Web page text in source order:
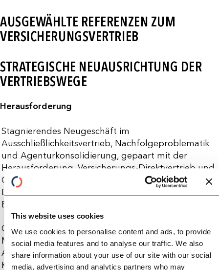
This website uses cookies
We use cookies to personalise content and ads, to provide
social media features and to analyse our traffic. We also
share information about your use of our site with our social
media, advertising and analytics partners who may
AUSGEWÄHLTE REFERENZEN ZUM
VERSICHERUNGSVERTRIEB
STRATEGISCHE NEUAUSRICHTUNG DER
VERTRIEBSWEGE
Herausforderung
Stagnierendes Neugeschäft im
Ausschließlichkeitsvertrieb, Nachfolgeproblematik
und Agenturkonsolidierung, gepaart mit der
Herausforderung, Versicherungs-Direktvertrieb und
Omnikanal oder Multikanal nach vorn zu bringen.
Das waren die wesentlichen Herausforderungen im
Eigenvertrieb unseres Mandanten.
Gleichzeitig mussten das Key Account
Management, die Betreuung und die
Anbindungslogiken für den Maklervertrieb und
Kooperationspartnervertrieb neu gedacht werden.